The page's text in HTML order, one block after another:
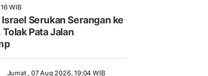
WIB
Serukan Serangan ke
Pata Jalan
Jumat , 07 Aug 2026, 19:04 WIB